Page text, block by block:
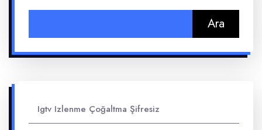
Igtv Izlenme Çoğaltma Şifresiz